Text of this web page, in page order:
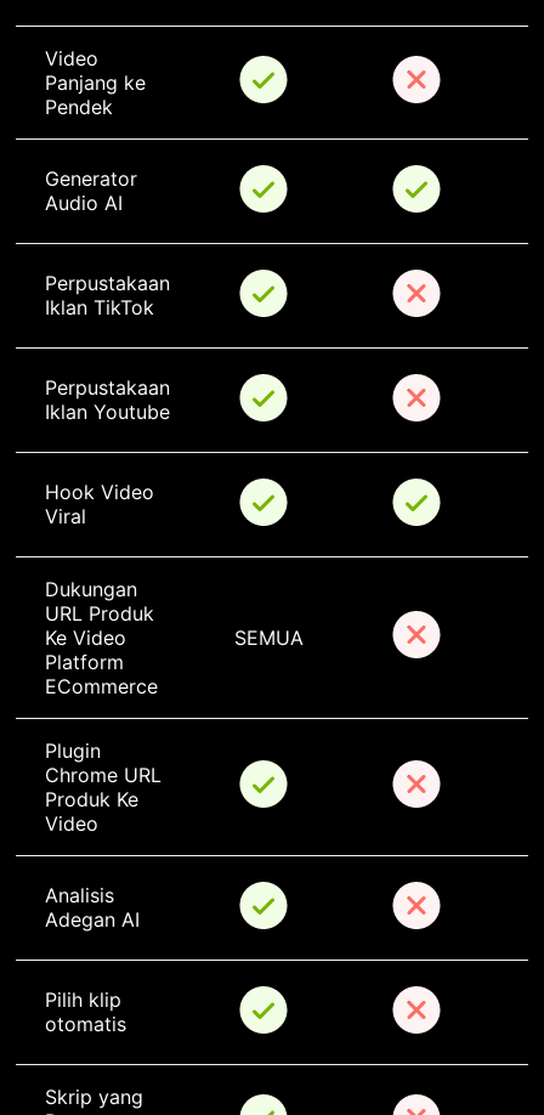
Video
Panjang ke
Pendek
Generator
Audio AI
Perpustakaan
Iklan TikTok
Perpustakaan
Iklan Youtube
Hook Video
Viral
Dukungan
URL Produk
Ke Video
Platform
ECommerce
SEMUA
Plugin
Chrome URL
Produk Ke
Video
Analisis
Adegan AI
Pilih klip
otomatis
Skrip yang